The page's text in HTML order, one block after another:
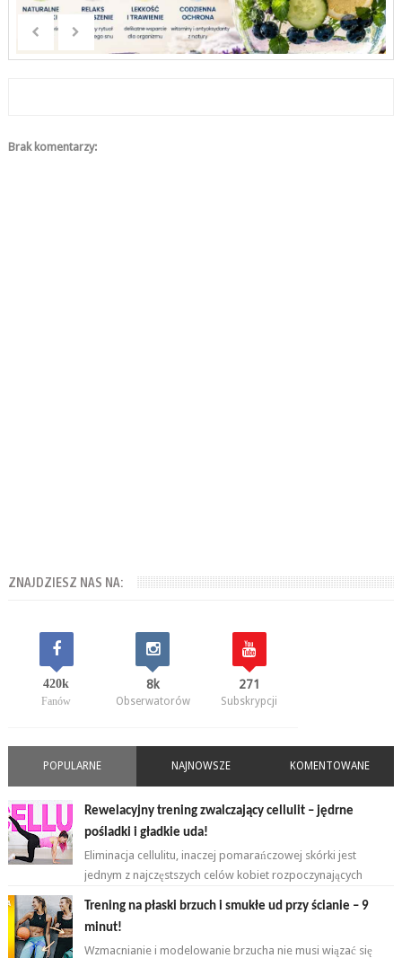
Brak komentarzy:
ZNAJDZIESZ NAS NA:
420k
Fanów
8k
Obserwatorów
271
Subskrypcji
POPULARNE NAJNOWSZE KOMENTOWANE
Rewelacyjny trening zwalczający cellulit – jędrne
pośladki i gładkie uda!
Eliminacja cellulitu, inaczej pomarańczowej skórki jest
jednym z najczęstszych celów kobiet rozpoczynających
Trening na płaski brzuch i smukłe ud przy ścianie – 9
minut!
Wzmacnianie i modelowanie brzucha nie musi wiązać się